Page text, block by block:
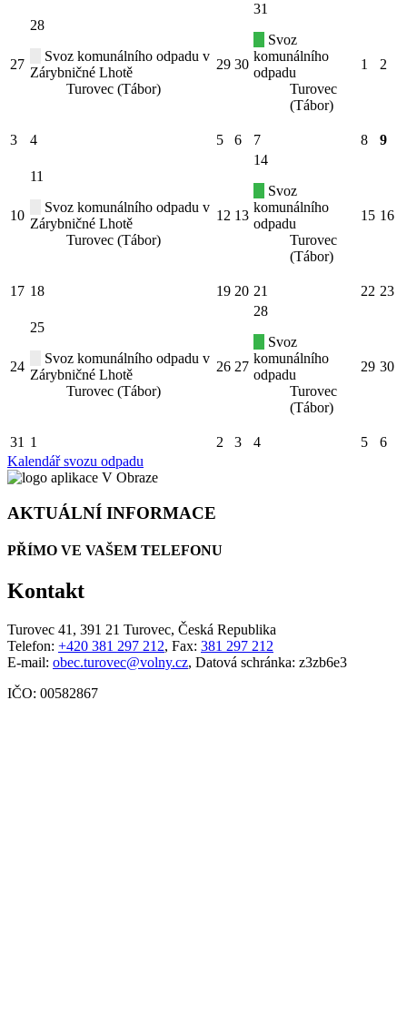
27
28
Svoz komunálního odpadu v
Zárybničné Lhotě
Turovec (Tábor)
29 30
31
Svoz
komunálního
odpadu
Turovec
(Tábor)
1 2
3 4 5 6 7 8 9
10
11
Svoz komunálního odpadu v
Zárybničné Lhotě
Turovec (Tábor)
12 13
14
Svoz
komunálního
odpadu
Turovec
(Tábor)
15 16
17 18 19 20 21 22 23
24
25
Svoz komunálního odpadu v
Zárybničné Lhotě
Turovec (Tábor)
26 27
28
Svoz
komunálního
odpadu
Turovec
(Tábor)
29 30
31 1 2 3 4 5
6
Kalendář svozu odpadu
AKTUÁLNÍ INFORMACE
PŘÍMO VE VAŠEM TELEFONU
Kontakt
Turovec 41, 391 21 Turovec, Česká Republika
Telefon: +420 381 297 212, Fax: 381 297 212
E-mail: obec.turovec@volny.cz, Datová schránka: z3zb6e3
IČO: 00582867